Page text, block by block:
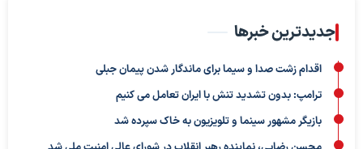
جدیدترین خبرها
اقدام زشت صدا و سیما برای ماندگار شدن پیمان جبلی
ترامپ: بدون تشدید تنش با ایران تعامل می کنیم
بازیگر مشهور سینما و تلویزیون به خاک سپرده شد